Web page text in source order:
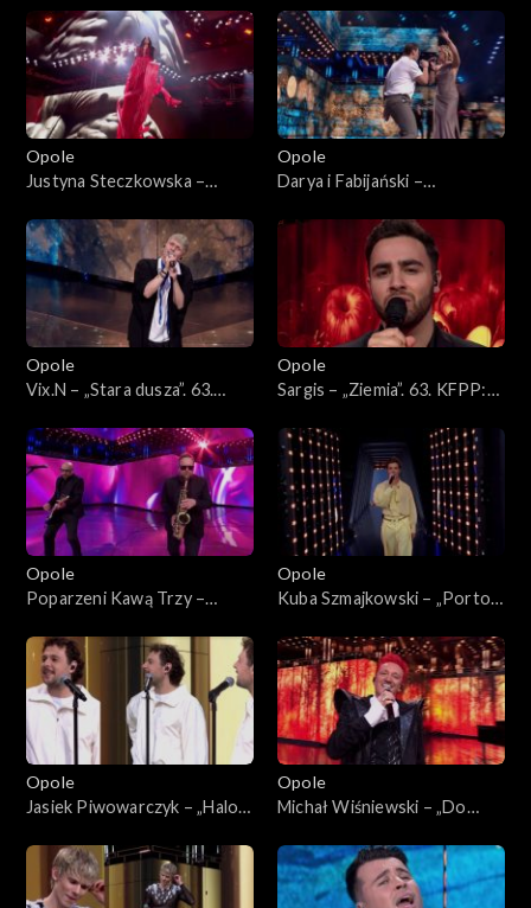
siebie”, „Domek z kart”. 63.
KFPP: Koncert „Premiery”
lustrem świata”, „Każda fala
znajdzie brzeg”. 63. KFPP:
Koncert „Premiery”
Opole
Justyna Steczkowska –
karę”, Oko za oko”, „Stu
policjantów”. 63. KFPP:
Koncert „Premiery”
Opole
Darya i Fabijański –
Koncert „Premiery”
Opole
Vix.N – „Stara dusza”. 63.
Opole
Sargis – „Ziemia”. 63. KFPP:
Opole
Poparzeni Kawą Trzy –
Koncert „Premiery”
Opole
Kuba Szmajkowski – „Porto”.
„Premiery”
Opole
Jasiek Piwowarczyk – „Halo
„Premiery”
Opole
Michał Wiśniewski – „Do
Koncert „Premiery”